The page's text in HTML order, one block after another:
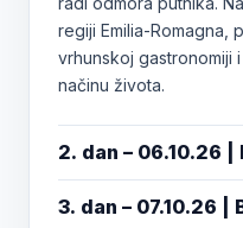
regiji Emilia-Romagna,
vrhunskoj gastronomiji
načinu života.
2. dan – 06.10.26 |
3. dan – 07.10.26 |